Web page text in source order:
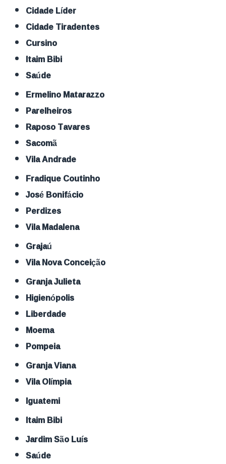
Cidade Líder
Cidade Tiradentes
Cursino
Itaim Bibi
Saúde
Ermelino Matarazzo
Parelheiros
Raposo Tavares
Sacomã
Vila Andrade
Fradique Coutinho
José Bonifácio
Perdizes
Vila Madalena
Grajaú
Vila Nova Conceição
Granja Julieta
Higienópolis
Liberdade
Moema
Pompeia
Granja Viana
Vila Olímpia
Iguatemi
Itaim Bibi
Jardim São Luís
Saúde